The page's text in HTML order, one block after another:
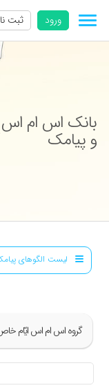
ورود ثبت
بانک اس ام اس
و پیامک
لیست الگوهای
گروه اس ام اس ايّام